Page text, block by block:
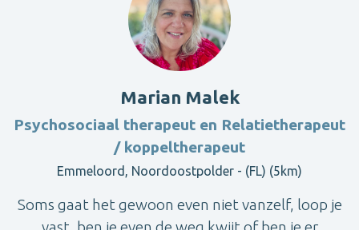
Marian Malek
Psychosociaal therapeut en Relatietherapeut
/ koppeltherapeut
Emmeloord, Noordoostpolder - (FL) (5km)
Soms gaat het gewoon even niet vanzelf, loop je